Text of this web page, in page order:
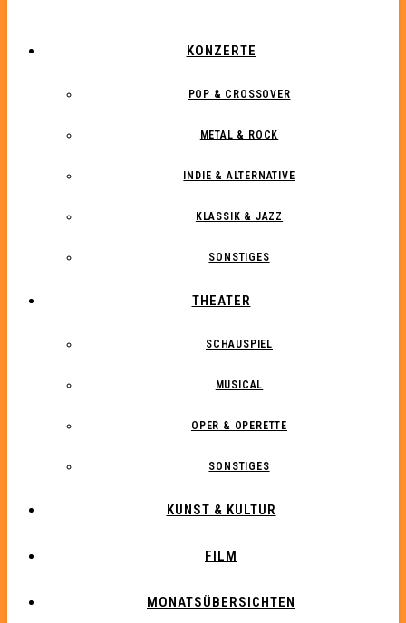
KONZERTE
POP & CROSSOVER
METAL & ROCK
INDIE & ALTERNATIVE
KLASSIK & JAZZ
SONSTIGES
THEATER
SCHAUSPIEL
MUSICAL
OPER & OPERETTE
SONSTIGES
KUNST & KULTUR
FILM
MONATSÜBERSICHTEN